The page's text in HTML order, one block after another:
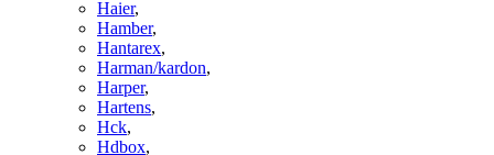
Haier,
Hamber,
Hantarex,
Harman/kardon,
Harper,
Hartens,
Hck,
Hdbox,